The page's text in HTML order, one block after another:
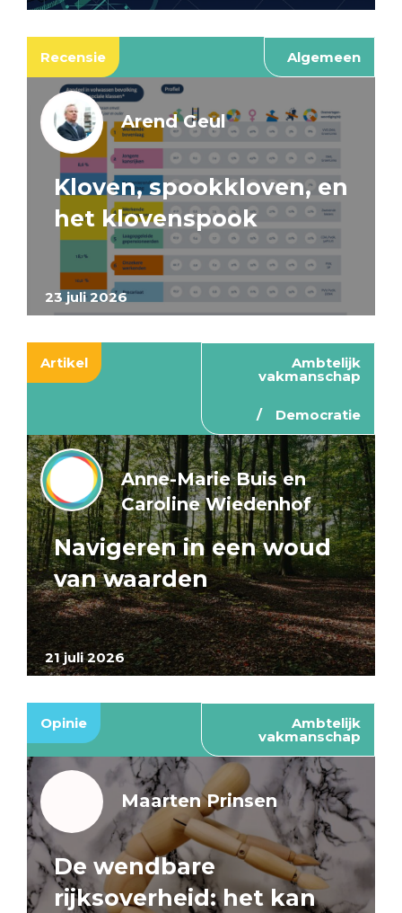
Recensie Algemeen
23 juli 2026
Arend Geul
Kloven, spookkloven, en
het klovenspook
Artikel Ambtelijk
vakmanschap
Democratie
21 juli 2026
Anne-Marie Buis en
Caroline Wiedenhof
Navigeren in een woud
van waarden
Opinie Ambtelijk
vakmanschap
Maarten Prinsen
De wendbare
rijksoverheid: het kan